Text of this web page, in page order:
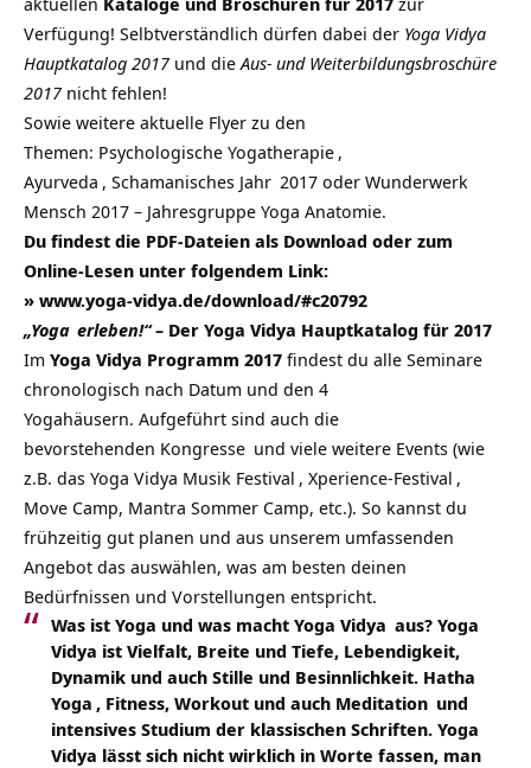
Verfügung! Selbtverständlich dürfen dabei der Yoga Vidya
Hauptkatalog 2017 und dieAus- und Weiterbildungsbroschüre
2017 nicht fehlen!
Sowie weitere aktuelle Flyer zu den
Themen: Psychologische Yogatherapie ,
Ayurveda , Schamanisches Jahr 2017 oder Wunderwerk
Mensch 2017 – Jahresgruppe Yoga Anatomie.
Du findest die PDF-Dateien als Download oder zum
Online-Lesen unter folgendem Link:
» www.yoga-vidya.de/download/#c20792
„Yoga erleben!“– Der Yoga Vidya Hauptkatalog für 2017
Im Yoga Vidya Programm 2017 findest du alle Seminare
chronologisch nach Datum und den 4
Yogahäusern. Aufgeführt sind auch die
bevorstehenden Kongresse und viele weitere Events (wie
z.B. das Yoga Vidya Musik Festival , Xperience-Festival ,
Move Camp, Mantra Sommer Camp, etc.). So kannst du
frühzeitig gut planen und aus unserem umfassenden
Angebot das auswählen, was am besten deinen
Bedürfnissen und Vorstellungen entspricht.
Was ist Yoga und was macht Yoga Vidya aus? Yoga
Vidya ist Vielfalt, Breite und Tiefe, Lebendigkeit,
Dynamik und auch Stille und Besinnlichkeit. Hatha
Yoga , Fitness, Workout und auch Meditation und
intensives Studium der klassischen Schriften. Yoga
Vidya lässt sich nicht wirklich in Worte fassen, man